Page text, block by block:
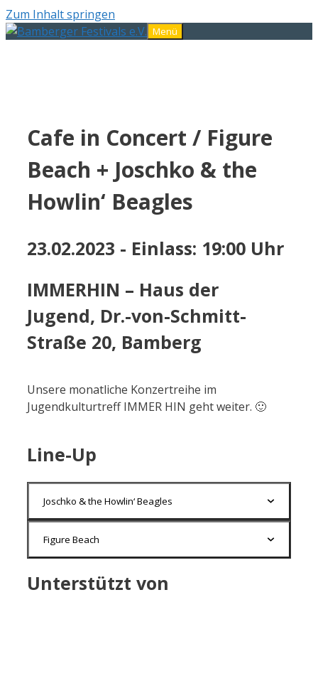
Zum Inhalt springen
Menü
Cafe in Concert / Figure
Beach + Joschko & the
Howlin‘ Beagles
23.02.2023 - Einlass: 19:00 Uhr
IMMERHIN – Haus der
Jugend, Dr.-von-Schmitt-
Straße 20, Bamberg
Unsere monatliche Konzertreihe im
Jugendkulturtreff IMMER HIN geht weiter. 🙂
Line-Up
Joschko & the Howlin‘ Beagles
Figure Beach
Unterstützt von